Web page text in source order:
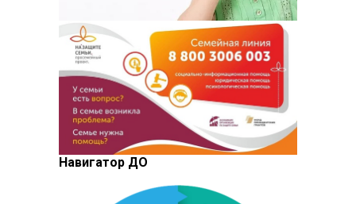
Навигатор ДО